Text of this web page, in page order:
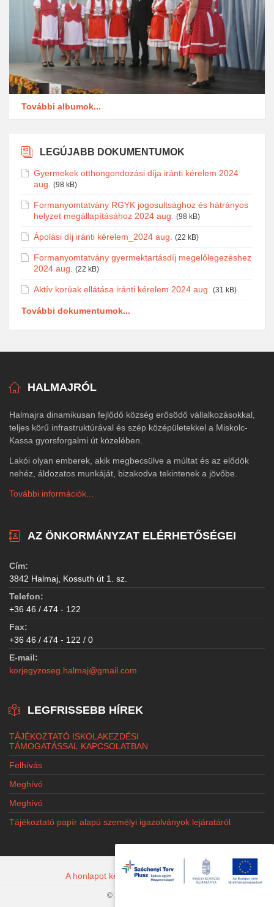
További albumok...
LEGÚJABB DOKUMENTUMOK
Gyermekek otthongondozási díja iránti kérelem 2024
aug.
(98 kB)
Formanyomtatvány RGYK jogosultsághoz és hátrányos
helyzet megállapításához 2024 aug.
(98 kB)
Ápolási díj iránti kérelem_2024 aug. (22 kB)
Formanyomtatvány gyermektartásdíj megelőlegezéshez
2024 aug.
(22 kB)
Aktív korúak ellátása iránti kérelem 2024 aug. (31 kB)
További dokumentumok...
HALMAJRÓL
Halmajra dinamikusan fejlődő község erősödő vállalkozásokkal,
teljes körű infrastruktúrával és szép középületekkel a Miskolc-
Kassa gyorsforgalmi út közelében.
Lakói olyan emberek, akik megbecsülve a múltat és az elődök
nehéz, áldozatos munkáját, bizakodva tekintenek a jövőbe.
További információk...
AZ ÖNKORMÁNYZAT ELÉRHETŐSÉGEI
Cím:
3842 Halmaj, Kossuth út 1. sz.
Telefon:
+36 46 / 474 - 122
Fax:
+36 46 / 474 - 122 / 0
E-mail:
korjegyzoseg.halmaj@gmail.com
LEGFRISSEBB HÍREK
TÁJÉKOZTATÓ ISKOLAKEZDÉSI
TÁMOGATÁSSAL KAPCSOLATBAN
Felhívás
Meghívó
Meghívó
Tájékoztató papír alapú személyi igazolványok lejáratáról
A honlapot készítette: Jacobi Marketing
© 2026 Halmaj.hu